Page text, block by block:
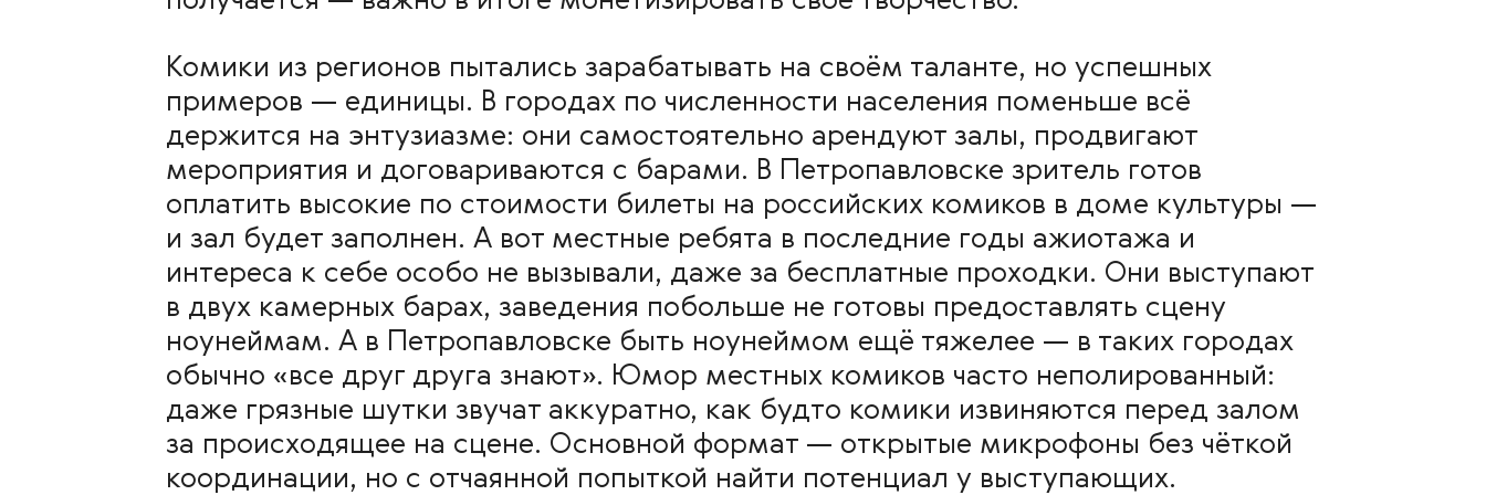
Комики из регионов пытались зарабатывать на своём таланте, но успешных
примеров — единицы. В городах по численности населения поменьше всё
держится на энтузиазме: они самостоятельно арендуют залы, продвигают
мероприятия и договариваются с барами. В Петропавловске зритель готов
оплатить высокие по стоимости билеты на российских комиков в доме культуры —
и зал будет заполнен. А вот местные ребята в последние годы ажиотажа и
интереса к себе особо не вызывали, даже за бесплатные проходки. Они выступают
в двух камерных барах, заведения побольше не готовы предоставлять сцену
ноунеймам. А в Петропавловске быть ноунеймом ещё тяжелее — в таких городах
обычно «все друг друга знают». Юмор местных комиков часто неполированный:
даже грязные шутки звучат аккуратно, как будто комики извиняются перед залом
за происходящее на сцене. Основной формат — открытые микрофоны без чёткой
координации, но с отчаянной попыткой найти потенциал у выступающих.